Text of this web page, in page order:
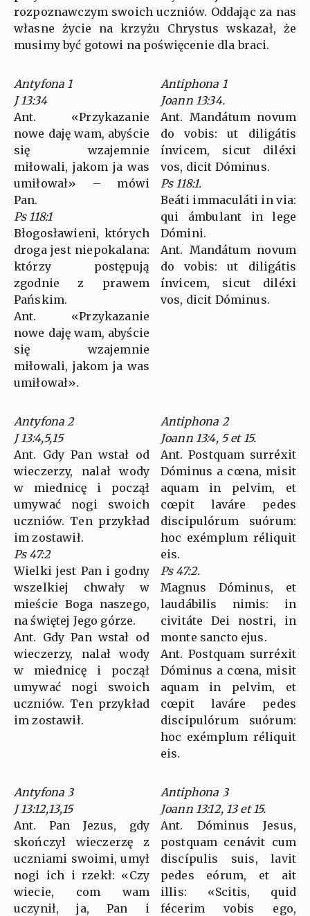
rozpoznawczym swoich uczniów. Oddając za nas
własne życie na krzyżu Chrystus wskazał, że
musimy być gotowi na poświęcenie dla braci.
Antyfona 1
J 13:34
Ant. «Przykazanie
nowe daję wam, abyście
się wzajemnie
miłowali, jakom ja was
umiłował» – mówi
Pan.
Ps 118:1
Błogosławieni, których
droga jest niepokalana:
którzy postępują
zgodnie z prawem
Pańskim.
Ant. «Przykazanie
nowe daję wam, abyście
się wzajemnie
miłowali, jakom ja was
umiłował».
Antiphona 1
Joann 13:34.
Ant. Mandátum novum
do vobis: ut diligátis
ínvicem, sicut diléxi
vos, dicit Dóminus.
Ps 118:1.
Beáti immaculáti in via:
qui ámbulant in lege
Dómini.
Ant. Mandátum novum
do vobis: ut diligátis
ínvicem, sicut diléxi
vos, dicit Dóminus.
Antyfona 2
J 13:4,5,15
Ant. Gdy Pan wstał od
wieczerzy, nalał wody
w miednicę i począł
umywać nogi swoich
uczniów. Ten przykład
im zostawił.
Ps 47:2
Wielki jest Pan i godny
wszelkiej chwały w
mieście Boga naszego,
na świętej Jego górze.
Ant. Gdy Pan wstał od
wieczerzy, nalał wody
w miednicę i począł
umywać nogi swoich
uczniów. Ten przykład
im zostawił.
Antiphona 2
Joann 13:4, 5 et 15.
Ant. Postquam surréxit
Dóminus a cœna, misit
aquam in pelvim, et
cœpit laváre pedes
discipulórum suórum:
hoc exémplum réliquit
eis.
Ps 47:2.
Magnus Dóminus, et
laudábilis nimis: in
civitáte Dei nostri, in
monte sancto ejus.
Ant. Postquam surréxit
Dóminus a cœna, misit
aquam in pelvim, et
cœpit laváre pedes
discipulórum suórum:
hoc exémplum réliquit
eis.
Antyfona 3
J 13:12,13,15
Ant. Pan Jezus, gdy
skończył wieczerzę z
uczniami swoimi, umył
nogi ich i rzekł: «Czy
wiecie, com wam
uczynił, ja, Pan i
Antiphona 3
Joann 13:12, 13 et 15.
Ant. Dóminus Jesus,
postquam cenávit cum
discípulis suis, lavit
pedes eórum, et ait
illis: «Scitis, quid
fécerim vobis ego,